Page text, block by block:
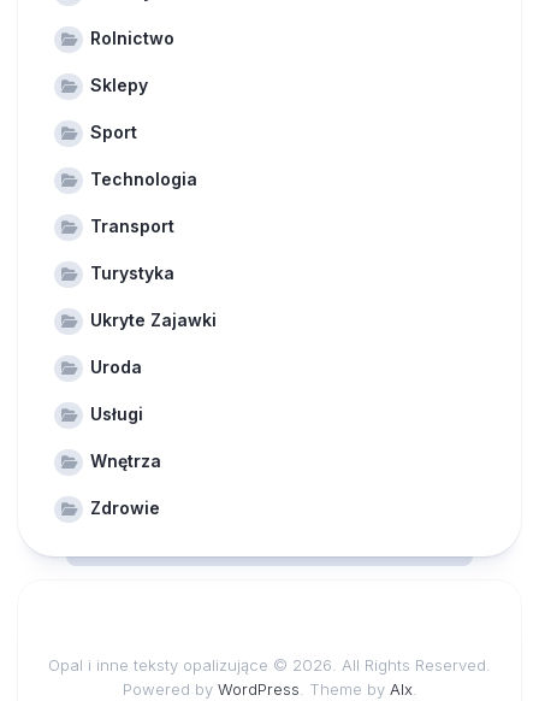
Rolnictwo
Sklepy
Sport
Technologia
Transport
Turystyka
Ukryte Zajawki
Uroda
Usługi
Wnętrza
Zdrowie
Opal i inne teksty opalizujące © 2026. All Rights Reserved.
Powered by WordPress . Theme by Alx